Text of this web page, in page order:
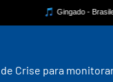
para monitorar